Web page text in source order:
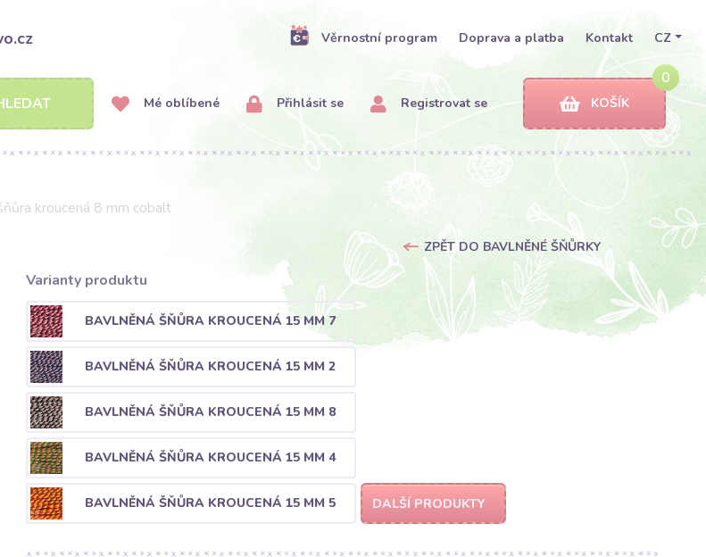
Věrnostní program Doprava a platba Kontakt CZ
Mé oblíbené Přihlásit se Registrovat se
0
KOŠÍK
kroucená 8 mm cobalt
ZPĚT DO BAVLNĚNÉ ŠŇŮRKY
Varianty produktu
BAVLNĚNÁ ŠŇŮRA KROUCENÁ 15 MM 7
BAVLNĚNÁ ŠŇŮRA KROUCENÁ 15 MM 2
BAVLNĚNÁ ŠŇŮRA KROUCENÁ 15 MM 8
BAVLNĚNÁ ŠŇŮRA KROUCENÁ 15 MM 4
BAVLNĚNÁ ŠŇŮRA KROUCENÁ 15 MM 5 DALŠÍ PRODUKTY